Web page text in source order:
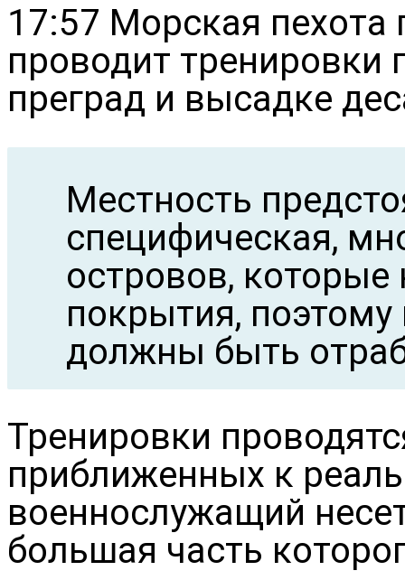
17:57 Морская пехота
проводит
преград и высадке
Местность
специфическая,
островов,
покрытия,
должны быть
Тренировки
приближенных к
военнослужащий
большая часть